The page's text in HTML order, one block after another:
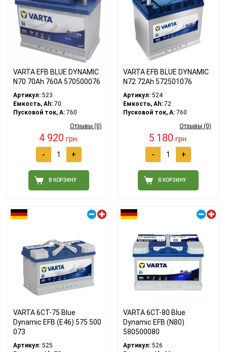
VARTA EFB BLUE DYNAMIC
N70 70Ah 760A 570500076
Артикул: 523
Емкость, Ah: 70
Пусковой ток, A: 760
Отзывы (0)
4 920 грн.
- +
В КОРЗИНУ
VARTA EFB BLUE DYNAMIC
N72 72Ah 572501076
Артикул:524
Емкость, Ah:72
Пусковой ток, A:760
Отзывы (0)
5 180 грн.
- +
В КОРЗИНУ
VARTA 6СТ-75 Blue
Dynamic EFB (E46) 575 500
073
Артикул: 525
VARTA 6СТ-80 Blue
Dynamic EFB (N80)
580500080
Артикул:526